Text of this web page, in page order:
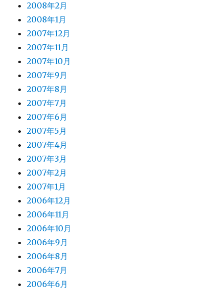
2008年2月
2008年1月
2007年12月
2007年11月
2007年10月
2007年9月
2007年8月
2007年7月
2007年6月
2007年5月
2007年4月
2007年3月
2007年2月
2007年1月
2006年12月
2006年11月
2006年10月
2006年9月
2006年8月
2006年7月
2006年6月